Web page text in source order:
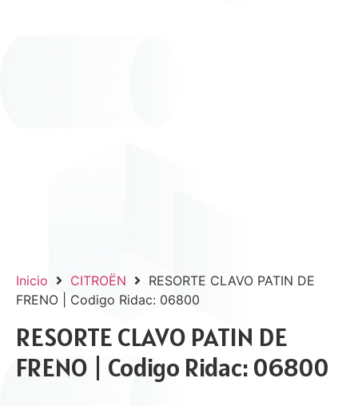
Inicio CITROËN
RESORTE CLAVO PATIN DE
FRENO | Codigo Ridac: 06800
RESORTE CLAVO PATIN DE
FRENO | Codigo Ridac: 06800